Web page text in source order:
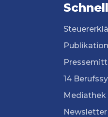
14
Mediathek
Newsletter